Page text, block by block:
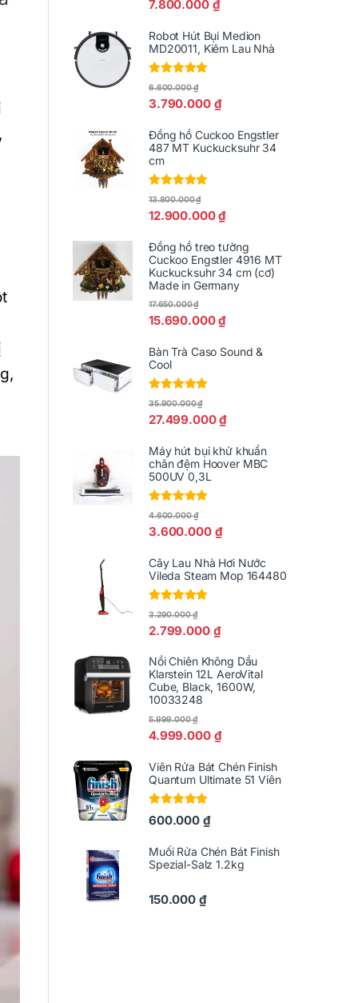
sao
7.800.000 ₫
Robot Hút Bụi Medion
MD20011, Kiêm Lau Nhà
Được xếp
5
sao
3.790.000 ₫
6.600.000₫
Đồng hồ Cuckoo Engstler
487 MT Kuckucksuhr 34
cm
Được xếp
5
sao
12.900.000₫
13.800.000₫
Đồng hồ treo tường
Cuckoo Engstler 4916 MT
Kuckucksuhr 34 cm (cơ)
Made in Germany
15.690.000₫
17.650.000₫
Bàn Trà Caso Sound &
Cool
Được xếp
5
sao
27.499.000₫
35.900.000₫
Máy hút bụi khử khuẩn
chăn đệm Hoover MBC
500UV 0,3L
Được xếp
5
sao
3.600.000 ₫
4.600.000₫
Cây Lau Nhà Hơi Nước
Vileda Steam Mop 164480
Được xếp
5
sao
2.799.000 ₫
3.290.000₫
Nồi Chiên Không Dầu
Klarstein 12L AeroVital
Cube, Black, 1600W,
10033248
4.999.000 ₫
5.999.000₫
Viên Rửa Bát Chén Finish
Quantum Ultimate 51 Viên
Được xếp
hạng5.005
600.000 ₫
Muối Rửa Chén Bát Finish
Spezial-Salz 1.2kg
150.000 ₫